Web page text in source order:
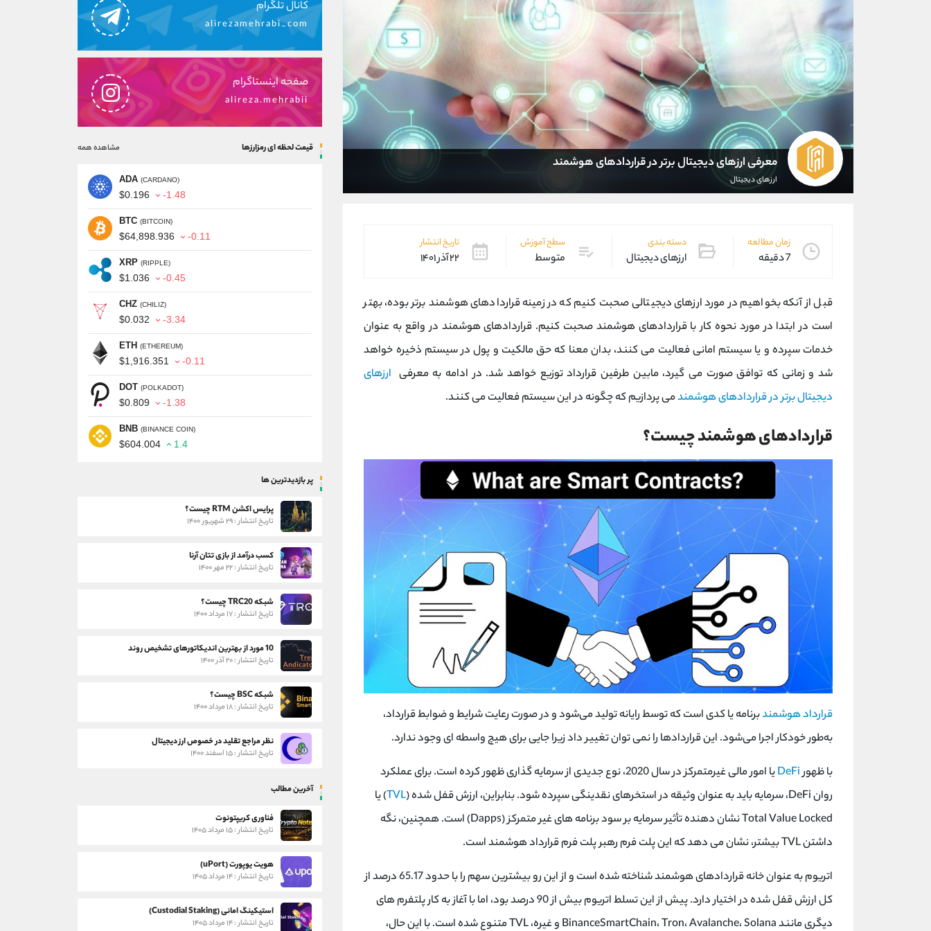
معرفی ارزهای دیجیتال برتر در قراردادهای هوشمند
ارزهای دیجیتال
زمان مطالعه
7 دقیقه
دسته بندی
ارزهای دیجیتال
سطح آموزش
متوسط
تاریخ انتشار
۲۲ آذر ۱۴۰۱
قبل از آنکه بخواهیم در مورد ارزهای دیجیتالی صحبت کنیم که در زمینه قراردادهای هوشمند برتر بوده، بهتر
است در ابتدا در مورد نحوه کار با قراردادهای هوشمند صحبت کنیم. قراردادهای هوشمند در واقع به عنوان
خدمات سپرده و یا سیستم امانی فعالیت می کنند، بدان معنا که حق مالکیت و پول در سیستم ذخیره خواهد
شد و زمانی که توافق صورت می گیرد، مابین طرفین قرارداد توزیع خواهد شد. در ادامه به معرفی ارزهای
دیجیتال برتر در قراردادهای هوشمندمی پردازیم که چگونه در این سیستم فعالیت می کنند.
قراردادهای هوشمند چیست؟
قرارداد هوشمندبرنامه یا کدی است که توسط رایانه تولید می‌شود و در صورت رعایت شرایط و ضوابط قرارداد،
به‌طور خودکار اجرا می‌شود. این قراردادها را نمی توان تغییر داد زیرا جایی برای هیچ واسطه ای وجود ندارد.
با ظهورDeFi
یا امور مالی غیرمتمرکز در سال 2020، نوع جدیدی از سرمایه گذاری ظهور کرده است. برای عملکرد
روان DeFi، سرمایه باید به عنوان وثیقه در استخرهای نقدینگی سپرده شود. بنابراین، ارزش قفل شده (
TVL) یا
Total Value Locked نشان دهنده تأثیر سرمایه بر سود برنامه های غیر متمرکز (Dapps) است. همچنین، نگه
داشتن TVL بیشتر، نشان می دهد که این پلت فرم رهبر پلت فرم قرارداد هوشمند است.
اتریوم به عنوان خانه قراردادهای هوشمند شناخته شده است و از این رو بیشترین سهم را با حدود 65.17 درصد از
کل ارزش قفل شده در اختیار دارد. پیش از این تسلط اتریوم بیش از 90 درصد بود، اما با آغاز به کار پلتفرم های
دیگری مانند BinanceSmartChain، Tron، Avalanche، Solana و غیره، TVL متنوع شده است. با این حال،
کانال تلگرام
alirezamehrabi_com
صفحه اینستاگرام
alireza.mehrabii
قیمت لحظه ای رمزارزها مشاهده همه
ADA (CARDANO)
$0.196 -1.48
BTC (BITCOIN)
$64,898.936 -0.11
XRP (RIPPLE)
$1.036 -0.45
CHZ (CHILIZ)
$0.032 -3.34
ETH (ETHEREUM)
$1,916.351 -0.11
DOT (POLKADOT)
$0.809 -1.38
BNB (BINANCE COIN)
$604.004 1.4
پر بازدیدترین ها
پرایس اکشن RTM چیست؟
تاریخ انتشار : ۲۹ شهریور ۱۴۰۰
کسب درآمد از بازی تتان آرنا
تاریخ انتشار : ۲۲ مهر ۱۴۰۰
شبکه TRC20 چیست؟
تاریخ انتشار : ۱۷ مرداد ۱۴۰۰
10 مورد از بهترین اندیکاتورهای تشخیص روند
تاریخ انتشار : ۲۰ آذر ۱۴۰۰
شبکه BSC چیست؟
تاریخ انتشار : ۱۸ مرداد ۱۴۰۰
نظر مراجع تقلید در خصوص ارز دیجیتال
تاریخ انتشار : ۱۵ اسفند ۱۴۰۰
آخرین مطالب
فناوری کریپتونوت
تاریخ انتشار : ۱۵ مرداد ۱۴۰۵
هویت یوپورت (uPort)
تاریخ انتشار : ۱۴ مرداد ۱۴۰۵
استیکینگ امانی (Custodial Staking)
تاریخ انتشار : ۱۴ مرداد ۱۴۰۵